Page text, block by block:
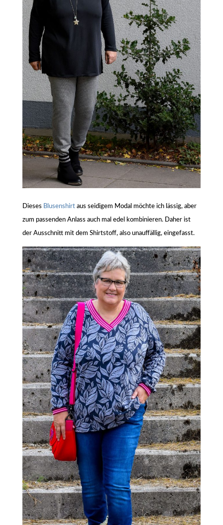
Dieses Blusenshirtaus seidigem Modal möchte ich lässig, aber
zum passenden Anlass auch mal edel kombinieren. Daher ist
der Ausschnitt mit dem Shirtstoff, also unauffällig, eingefasst.